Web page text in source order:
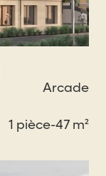
Arcade
1 pièce-47 m²